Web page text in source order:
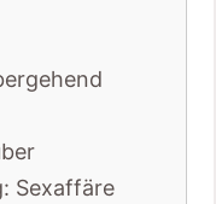
Sexaffäre